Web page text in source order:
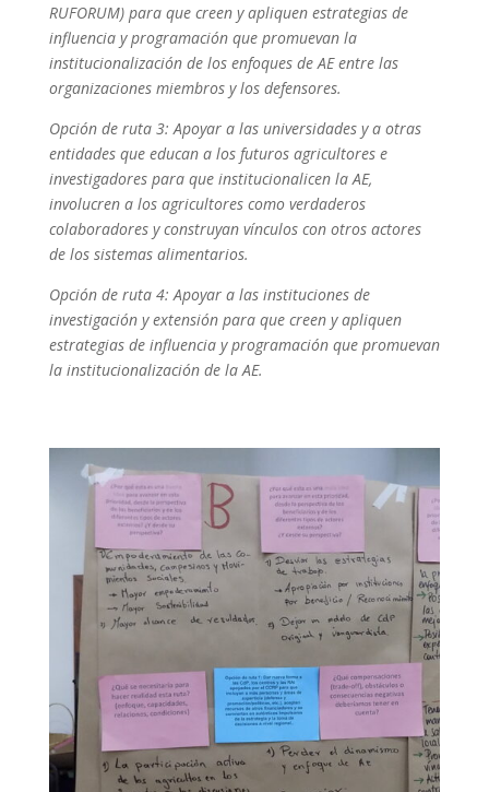
RUFORUM) para que creen y apliquen estrategias de
influencia y programación que promuevan la
institucionalización de los enfoques de AE entre las
organizaciones miembros y los defensores.
Opción de ruta 3: Apoyar a las universidades y a otras
entidades que educan a los futuros agricultores e
investigadores para que institucionalicen la AE,
involucren a los agricultores como verdaderos
colaboradores y construyan vínculos con otros actores
de los sistemas alimentarios.
Opción de ruta 4: Apoyar a las instituciones de
investigación y extensión para que creen y apliquen
estrategias de influencia y programación que promuevan
la institucionalización de la AE.